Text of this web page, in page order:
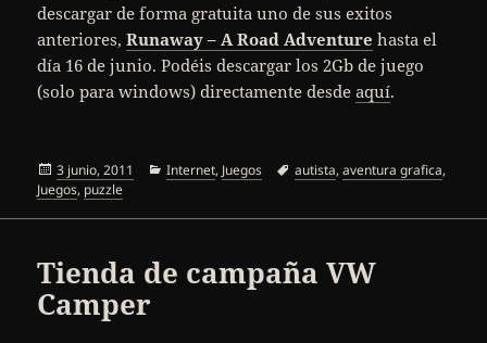
descargar de forma gratuita uno de sus exitos
anteriores,Runaway – A Road Adventure hasta el
día 16 de junio. Podéis descargar los 2Gb de juego
(solo para windows) directamente desdeaquí.
Publicado
el
3 junio, 2011 Categorías
Internet, Juegos Etiquetas
autista,aventura grafica,
Juegos, puzzle
Tienda de campaña VW
Camper